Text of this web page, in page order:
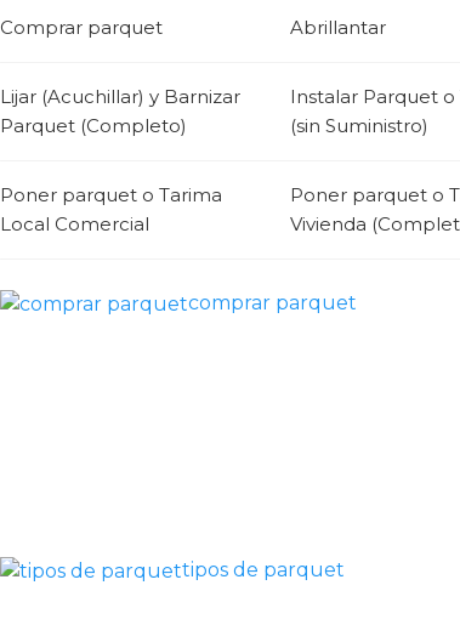
Comprar parquet Abrillantar
Lijar (Acuchillar) y Barnizar
Parquet (Completo)
Instalar Parquet o
(sin Suministro)
Poner parquet o Tarima
Local Comercial
Poner parquet o
Vivienda
comprar parquet
tipos de parquet